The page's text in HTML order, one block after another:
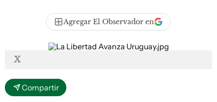
Agregar El Observador en
X
Compartir